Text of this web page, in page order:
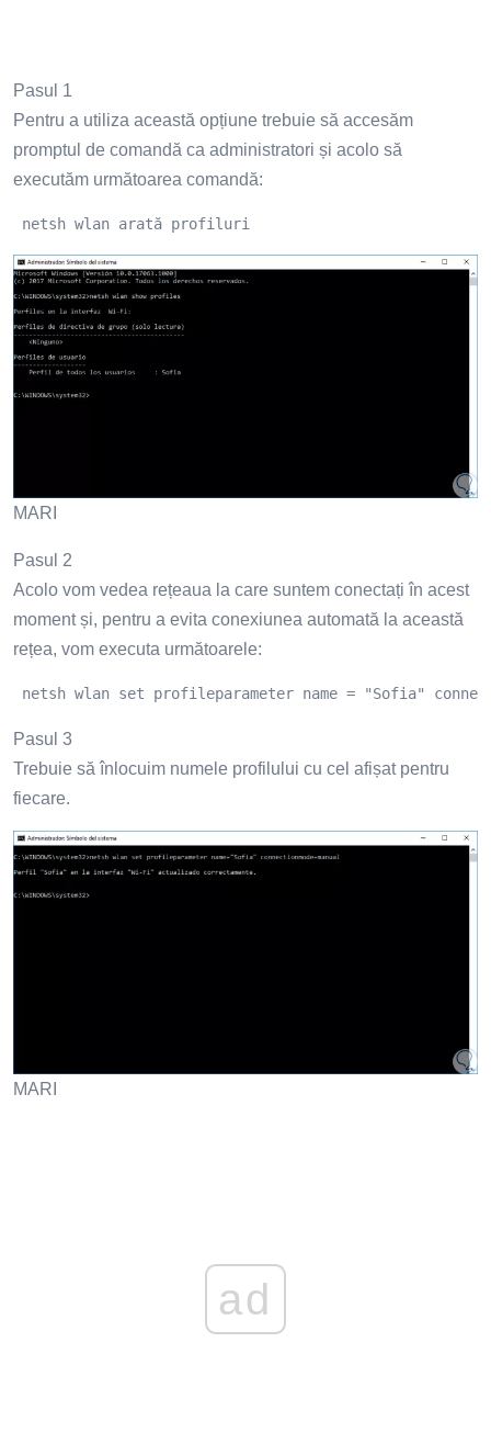
Pasul 1
Pentru a utiliza această opțiune trebuie să accesăm
promptul de comandă ca administratori și acolo să
executăm următoarea comandă:
netsh wlan arată profiluri
MARI
Pasul 2
Acolo vom vedea rețeaua la care suntem conectați în acest
moment și, pentru a evita conexiunea automată la această
rețea, vom executa următoarele:
netsh wlan set profileparameter name = "Sofia"
Pasul 3
Trebuie să înlocuim numele profilului cu cel afișat pentru
fiecare.
MARI
ad